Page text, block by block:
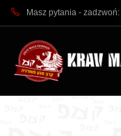
Masz pytania - zadzwoń: